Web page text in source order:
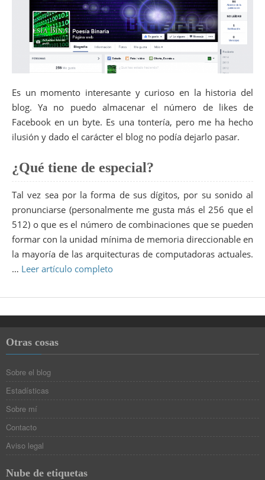
Es un momento interesante y curioso en la historia del
blog. Ya no puedo almacenar el número de likes de
Facebook en un byte. Es una tontería, pero me ha hecho
ilusión y dado el carácter el blog no podía dejarlo pasar.
¿Qué tiene de especial?
Tal vez sea por la forma de sus dígitos, por su sonido al
pronunciarse (personalmente me gusta más el 256 que el
512) o que es el número de combinaciones que se pueden
formar con la unidad mínima de memoria direccionable en
la mayoría de las arquitecturas de computadoras actuales.
… Leer artículo completo
Otras cosas
Sobre el blog
Estadísticas
Sobre mí
Contacto
Aviso legal
Nube de etiquetas